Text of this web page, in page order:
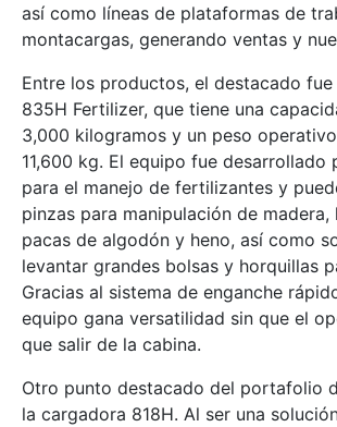
así como líneas de plataformas de
montacargas, generando ventas y
Entre los productos, el destacado
835H Fertilizer, que tiene una
3,000 kilogramos y un peso
11,600 kg. El equipo fue desarrollado
para el manejo de fertilizantes y
pinzas para manipulación de madera,
pacas de algodón y heno, así como
levantar grandes bolsas y horquillas
Gracias al sistema de enganche
equipo gana versatilidad sin que el
que salir de la cabina.
Otro punto destacado del portafolio
la cargadora 818H. Al ser una